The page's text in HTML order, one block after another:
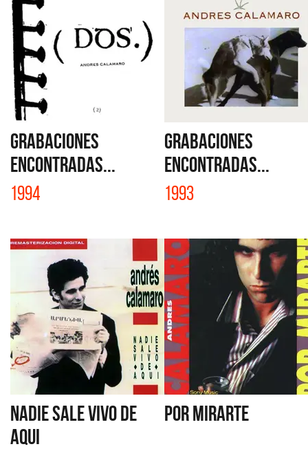
GRABACIONES
ENCONTRADAS...
1994
GRABACIONES
ENCONTRADAS...
1993
NADIE SALE VIVO DE
AQUI
POR MIRARTE